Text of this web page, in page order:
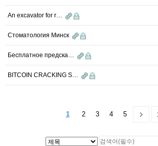
An excavator for r…
Стоматология Минск
Бесплатное предска…
BITCOIN CRACKING S…
1 2 3 4 5